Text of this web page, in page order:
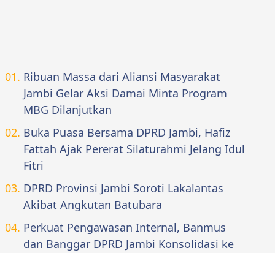
Ribuan Massa dari Aliansi Masyarakat
Jambi Gelar Aksi Damai Minta Program
MBG Dilanjutkan
Buka Puasa Bersama DPRD Jambi, Hafiz
Fattah Ajak Pererat Silaturahmi Jelang Idul
Fitri
DPRD Provinsi Jambi Soroti Lakalantas
Akibat Angkutan Batubara
Perkuat Pengawasan Internal, Banmus
dan Banggar DPRD Jambi Konsolidasi ke